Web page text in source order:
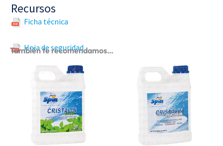
Recursos
Ficha técnica
Hoja de seguridad
También te recomendamos…